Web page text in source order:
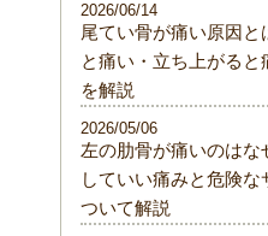
尾てい骨が痛い原因と
と痛い・立ち上がると
を解説
2026/06/14
左の肋骨が痛いのはな
していい痛みと危険な
ついて解説
2026/05/06